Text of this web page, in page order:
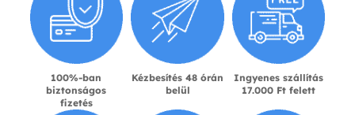
100%-ban
biztonságos
fizetés
Kézbesítés 48 órán
belül
Ingyenes szállítás
17.000 Ft felett